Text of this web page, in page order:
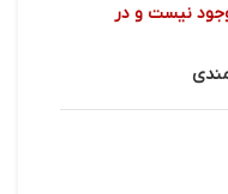
نیست و در